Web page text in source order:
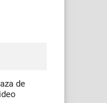
de